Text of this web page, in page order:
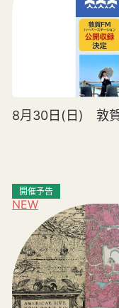
8月30日(日) 敦
NEW
開催予告